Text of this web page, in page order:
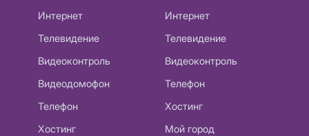
Интернет
Телевидение
Видеоконтроль
Видеодомофон
Телефон
Хостинг
Интернет
Телевидение
Видеоконтроль
Телефон
Хостинг
Мой город